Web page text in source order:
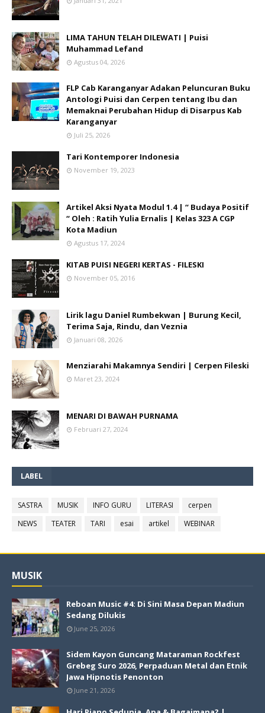
LIMA TAHUN TELAH DILEWATI | Puisi
Muhammad Lefand
Agustus 04, 2026
FLP Cab Karanganyar Adakan Peluncuran Buku
Antologi Puisi dan Cerpen tentang Ibu dan
Memaknai Perubahan Hidup di Disarpus Kab
Karanganyar
Juli 25, 2026
Tari Kontemporer Indonesia
November 19, 2023
Artikel Aksi Nyata Modul 1.4 | “ Budaya Positif
“ Oleh : Ratih Yulia Ernalis | Kelas 323 A CGP
Kota Madiun
Agustus 17, 2024
KITAB PUISI NEGERI KERTAS - FILESKI
November 05, 2016
Lirik lagu Daniel Rumbekwan | Burung Kecil,
Terima Saja, Rindu, dan Veznia
Januari 08, 2026
Menziarahi Makamnya Sendiri | Cerpen Fileski
Maret 23, 2024
MENARI DI BAWAH PURNAMA
Februari 27, 2024
LABEL
SASTRA MUSIK INFO GURU LITERASI
cerpen
NEWS
TEATER TARI esai artikel WEBINAR
MUSIK
Reboan Music #4: Di Sini Masa Depan Madiun
Sedang Dilukis
June 25, 2026
Sidem Kayon Guncang Mataraman Rockfest
Grebeg Suro 2026, Perpaduan Metal dan Etnik
Jawa Hipnotis Penonton
June 21, 2026